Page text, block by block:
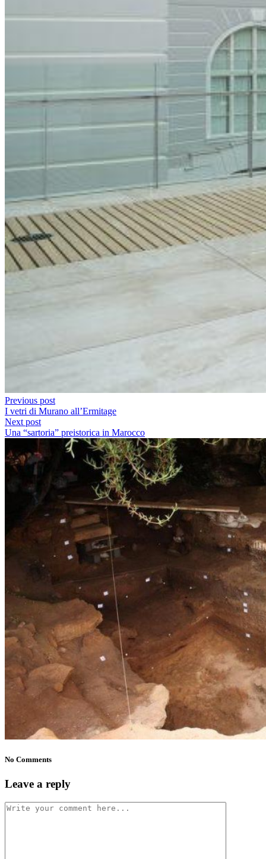
Previous post
I vetri di Murano all’Ermitage
Next post
Una “sartoria” preistorica in Marocco
No Comments
Leave a reply